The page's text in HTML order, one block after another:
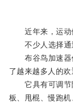
近年来，运动健
不少人选择通过
布谷鸟加速器
了越来越多人的欢
它具有可调节
板、甩棍、慢跑